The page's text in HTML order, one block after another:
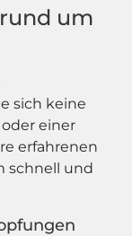
um
sich keine
einer
erfahrenen
schnell und